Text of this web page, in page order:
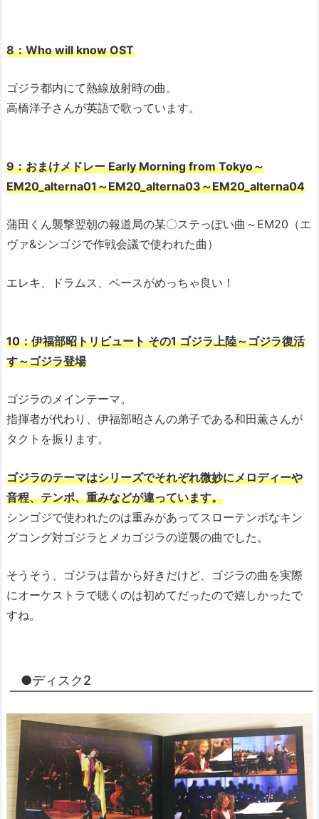
8：Who will know OST
ゴジラ都内にて熱線放射時の曲。
高橋洋子さんが英語で歌っています。
9：おまけメドレー Early Morning from Tokyo～
EM20_alterna01～EM20_alterna03～EM20_alterna04
蒲田くん襲撃翌朝の報道局の某〇ステっぽい曲～EM20（エ
ヴァ&シンゴジで作戦会議で使われた曲）
エレキ、ドラムス、ベースがめっちゃ良い！
10：伊福部昭トリビュート その1 ゴジラ上陸～ゴジラ復活
す～ゴジラ登場
ゴジラのメインテーマ。
指揮者が代わり、伊福部昭さんの弟子である和田薫さんが
タクトを振ります。
ゴジラのテーマはシリーズでそれぞれ微妙にメロディーや
音程、テンポ、重みなどが違っています。
シンゴジで使われたのは重みがあってスローテンポなキン
グコング対ゴジラとメカゴジラの逆襲の曲でした。
そうそう、ゴジラは昔から好きだけど、ゴジラの曲を実際
にオーケストラで聴くのは初めてだったので嬉しかったで
すね。
●ディスク2